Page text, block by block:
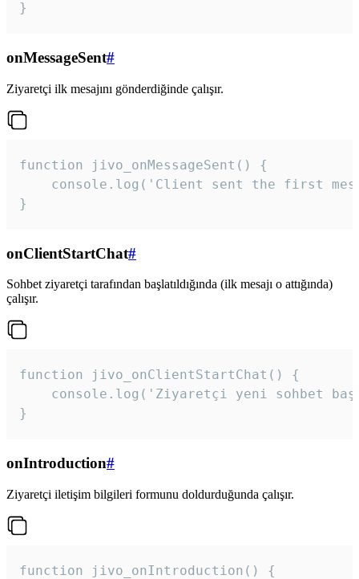
}
onMessageSent#
Ziyaretçi ilk mesajını gönderdiğinde çalışır.
function jivo_onMessageSent() {
console.log('Client sent the first
}
onClientStartChat#
Sohbet ziyaretçi tarafından başlatıldığında (ilk mesajı o attığında)
çalışır.
function jivo_onClientStartChat() {
console.log('Ziyaretçi yeni sohbet
}
onIntroduction#
Ziyaretçi iletişim bilgileri formunu doldurduğunda çalışır.
function jivo_onIntroduction() {